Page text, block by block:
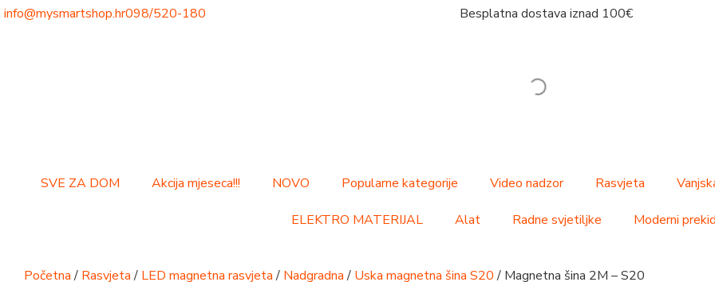
info@mysmartshop.hr098/520-180 Besplatna dostava iznad 100€
SVE ZA DOM Akcija mjeseca!!! NOVO Popularne kategorije Video nadzor Rasvjeta
ELEKTRO MATERIJAL Alat Radne svjetiljke Moderni
Početna/ Rasvjeta/ LED magnetna rasvjeta/ Nadgradna/ Uska magnetna šina S20/ Magnetna šina 2M – S20